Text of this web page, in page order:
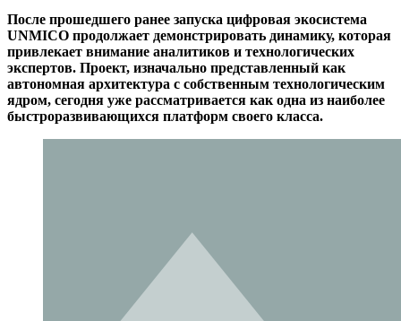
После прошедшего ранее запуска цифровая экосистема
UNMICO продолжает демонстрировать динамику, которая
привлекает внимание аналитиков и технологических
экспертов. Проект, изначально представленный как
автономная архитектура с собственным технологическим
ядром, сегодня уже рассматривается как одна из наиболее
быстроразвивающихся платформ своего класса.